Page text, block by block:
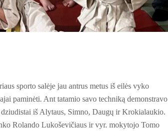
sporto salėje jau antrus metus iš eilės vyko
paminėti. Ant tatamio savo techniką demonstravo
iš Alytaus, Simno, Daugų ir Krokialaukio.
Rolando Lukoševičiaus ir vyr. mokytojo Tomo